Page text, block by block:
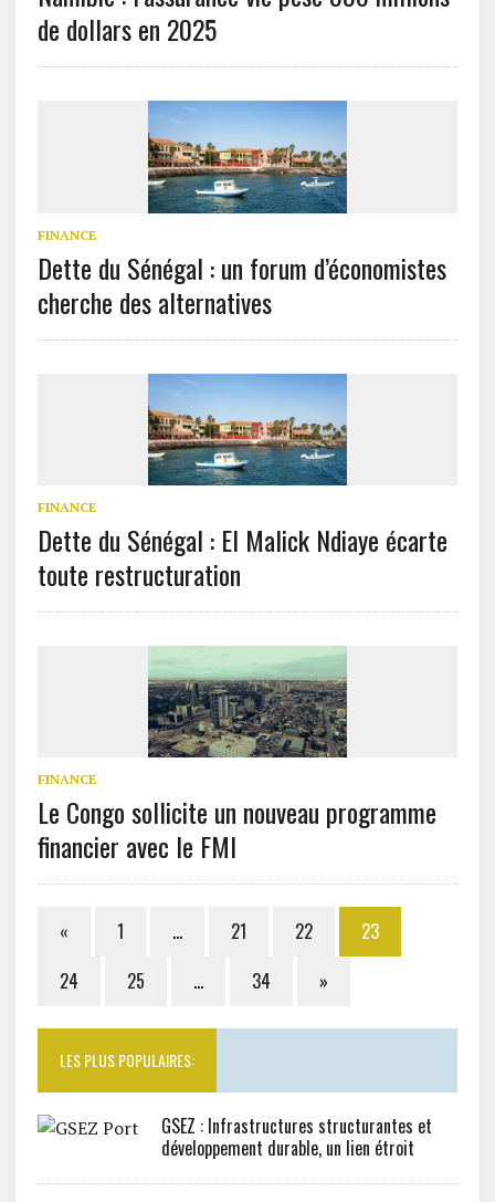
de dollars en 2025
FINANCE
Dette du Sénégal : un forum d’économistes
cherche des alternatives
FINANCE
Dette du Sénégal : El Malick Ndiaye écarte
toute restructuration
FINANCE
Le Congo sollicite un nouveau programme
financier avec le FMI
« 1 … 21 22
23
24
25 … 34 »
LES PLUS POPULAIRES:
GSEZ : Infrastructures structurantes et
développement durable, un lien étroit